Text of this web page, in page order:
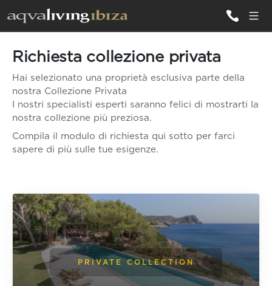
Richiesta collezione privata
Hai selezionato una proprietà esclusiva parte della
nostra Collezione Privata
I nostri specialisti esperti saranno felici di mostrarti la
nostra collezione più preziosa.
Compila il modulo di richiesta qui sotto per farci
sapere di più sulle tue esigenze.
PRIVATE COLLECTION
TUTTE LE
VILLE
ISPIRAZIONI
EMOZIONI